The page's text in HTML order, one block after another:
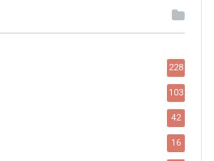
228
103
42
16